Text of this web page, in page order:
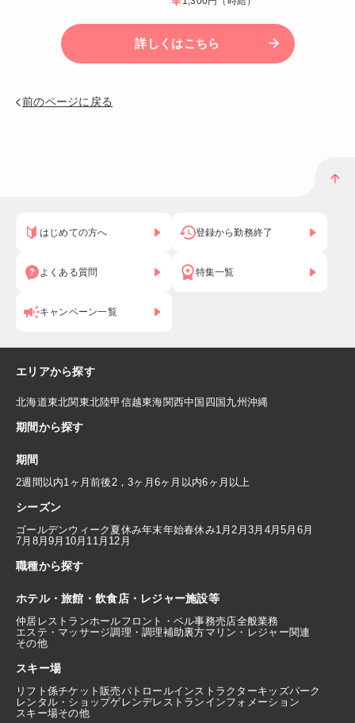
詳しくはこちら
前のページに戻る
はじめての方へ 登録から勤務終了
よくある質問 特集一覧
キャンペーン一覧
エリアから探す
北海道東北関東北陸甲信越東海関西中国 四国九州沖縄
期間から探す
期間
2週間以内1ヶ月前後 2，3ヶ月 6ヶ月以内6ヶ月以上
シーズン
ゴールデンウィーク 夏休み年末年始春休み1月 2月3月 4月5月 6月
7月 8月9月 10月 11月 12月
職種から探す
ホテル・旅館・飲食店・レジャー施設等
仲居 レストランホールフロント・ベル事務売店全般業務
エステ・マッサージ調理・調理補助裏方マリン・レジャー関連
その他
スキー場
リフト係チケット販売パトロールインストラクターキッズパーク
レンタル・ショップゲレンデレストラン インフォメーション
スキー場その他